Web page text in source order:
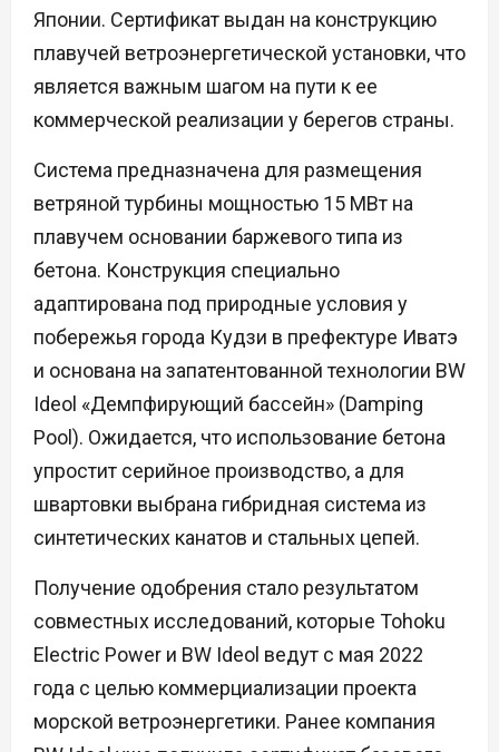
Японии. Сертификат выдан на конструкцию
плавучей ветроэнергетической установки, что
является важным шагом на пути к ее
коммерческой реализации у берегов страны.
Система предназначена для размещения
ветряной турбины мощностью 15 МВт на
плавучем основании баржевого типа из
бетона. Конструкция специально
адаптирована под природные условия у
побережья города Кудзи в префектуре Иватэ
и основана на запатентованной технологии BW
Ideol «Демпфирующий бассейн» (Damping
Pool). Ожидается, что использование бетона
упростит серийное производство, а для
швартовки выбрана гибридная система из
синтетических канатов и стальных цепей.
Получение одобрения стало результатом
совместных исследований, которые Tohoku
Electric Power и BW Ideol ведут с мая 2022
года с целью коммерциализации проекта
морской ветроэнергетики. Ранее компания